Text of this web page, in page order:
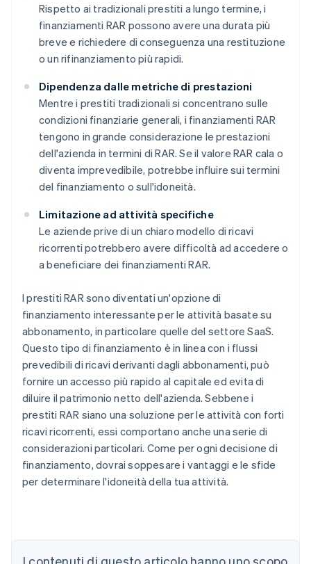
Rispetto ai tradizionali prestiti a lungo termine, i
finanziamenti RAR possono avere una durata più
breve e richiedere di conseguenza una restituzione
o un rifinanziamento più rapidi.
Dipendenza dalle metriche di prestazioni
Mentre i prestiti tradizionali si concentrano sulle
condizioni finanziarie generali, i finanziamenti RAR
tengono in grande considerazione le prestazioni
dell'azienda in termini di RAR. Se il valore RAR cala o
diventa imprevedibile, potrebbe influire sui termini
del finanziamento o sull'idoneità.
Limitazione ad attività specifiche
Le aziende prive di un chiaro modello di ricavi
ricorrenti potrebbero avere difficoltà ad accedere o
a beneficiare dei finanziamenti RAR.
I prestiti RAR sono diventati un'opzione di
finanziamento interessante per le attività basate su
abbonamento, in particolare quelle del settore SaaS.
Questo tipo di finanziamento è in linea con i flussi
prevedibili di ricavi derivanti dagli abbonamenti, può
fornire un accesso più rapido al capitale ed evita di
diluire il patrimonio netto dell'azienda. Sebbene i
prestiti RAR siano una soluzione per le attività con forti
ricavi ricorrenti, essi comportano anche una serie di
considerazioni particolari. Come per ogni decisione di
finanziamento, dovrai soppesare i vantaggi e le sfide
per determinare l'idoneità della tua attività.
Austria